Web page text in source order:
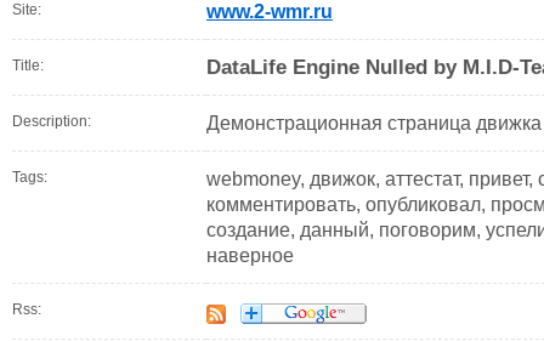
Site: www.2-wmr.ru
Title: DataLife Engine Nulled by M.I.D-
Description: Демонстрационная страница
Tags:
webmoney, движок, аттестат,
комментировать, опубликовал,
создание, данный, поговорим,
наверное
Rss: